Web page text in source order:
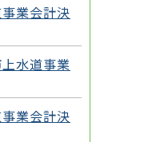
業会計決
水道事業
業会計決